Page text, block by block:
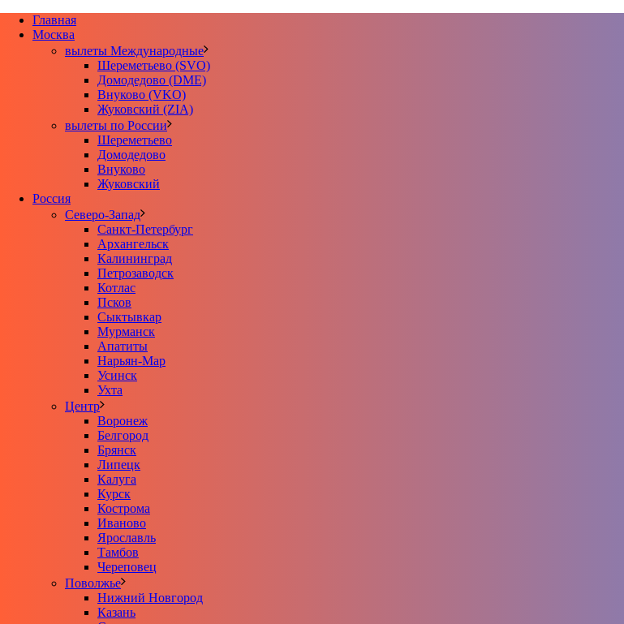
Главная
Москва
вылеты Международные
Шереметьево (SVO)
Домодедово (DME)
Внуково (VKO)
Жуковский (ZIA)
вылеты по России
Шереметьево
Домодедово
Внуково
Жуковский
Россия
Северо-Запад
Санкт-Петербург
Архангельск
Калининград
Петрозаводск
Котлас
Псков
Сыктывкар
Мурманск
Апатиты
Нарьян-Мар
Усинск
Ухта
Центр
Воронеж
Белгород
Брянск
Липецк
Калуга
Курск
Кострома
Иваново
Ярославль
Тамбов
Череповец
Поволжье
Нижний Новгород
Казань